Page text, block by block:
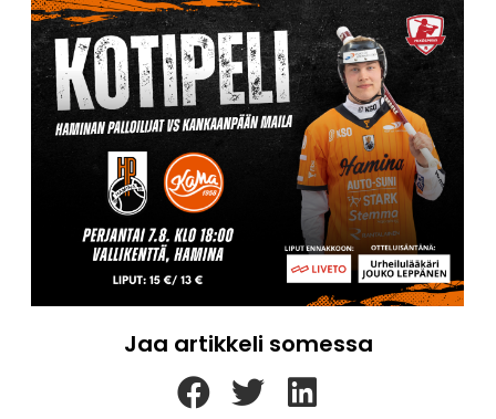
Jaa artikkeli somessa